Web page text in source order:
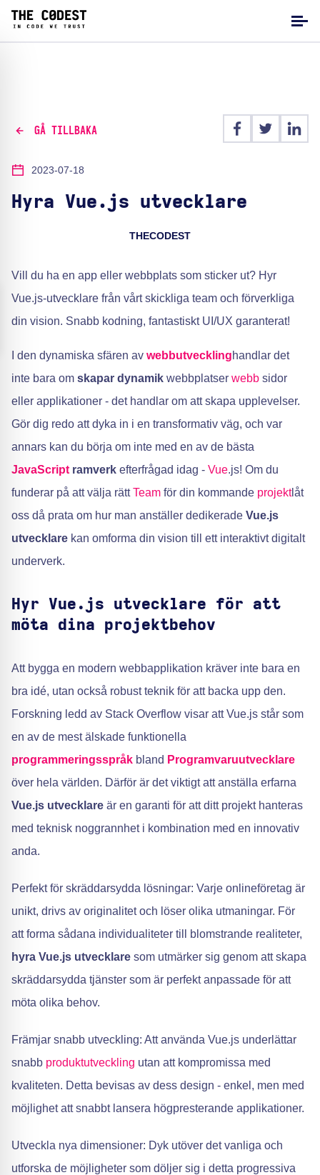
GÅ TILLBAKA
2023-07-18
Hyra Vue.js utvecklare
THECODEST
Vill du ha en app eller webbplats som sticker ut? Hyr
Vue.js-utvecklare från vårt skickliga team och förverkliga
din vision. Snabb kodning, fantastiskt UI/UX garanterat!
I den dynamiska sfären av webbutvecklinghandlar det
inte bara om skapar dynamik webbplatser webb sidor
eller applikationer - det handlar om att skapa upplevelser.
Gör dig redo att dyka in i en transformativ väg, och var
annars kan du börja om inte med en av de bästa
JavaScript ramverk efterfrågad idag - Vue.js! Om du
funderar på att välja rättTeam för din kommande projektlåt
oss då prata om hur man anställer dedikerade Vue.js
utvecklare kan omforma din vision till ett interaktivt digitalt
underverk.
Hyr Vue.js utvecklare för att
möta dina projektbehov
Att bygga en modern webbapplikation kräver inte bara en
bra idé, utan också robust teknik för att backa upp den.
Forskning ledd av Stack Overflow visar att Vue.js står som
en av de mest älskade funktionella
programmeringsspråk bland Programvaruutvecklare
över hela världen. Därför är det viktigt att anställa erfarna
Vue.js utvecklare är en garanti för att ditt projekt hanteras
med teknisk noggrannhet i kombination med en innovativ
anda.
Perfekt för skräddarsydda lösningar: Varje onlineföretag är
unikt, drivs av originalitet och löser olika utmaningar. För
att forma sådana individualiteter till blomstrande realiteter,
hyra Vue.js utvecklare som utmärker sig genom att skapa
skräddarsydda tjänster som är perfekt anpassade för att
möta olika behov.
Främjar snabb utveckling: Att använda Vue.js underlättar
snabb produktutveckling utan att kompromissa med
kvaliteten. Detta bevisas av dess design - enkel, men med
möjlighet att snabbt lansera högpresterande applikationer.
Utveckla nya dimensioner: Dyk utöver det vanliga och
utforska de möjligheter som döljer sig i detta progressiva